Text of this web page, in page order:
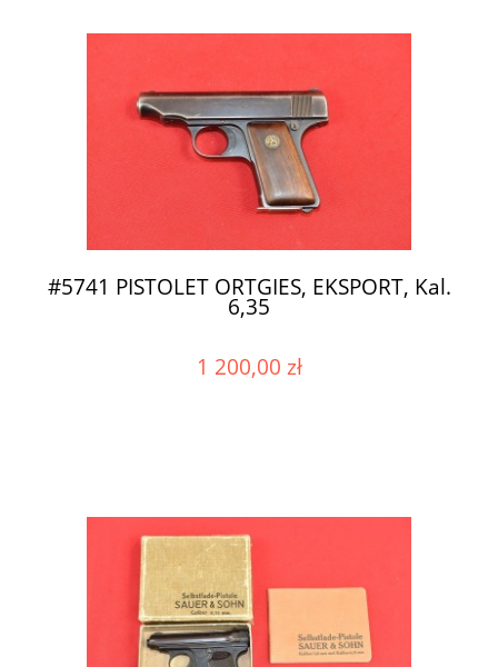
#5741 PISTOLET ORTGIES, EKSPORT, Kal.
6,35
1 200,00 zł